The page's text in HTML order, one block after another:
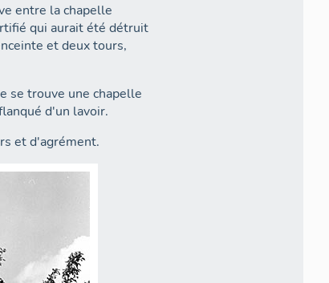
entre la chapelle
qui aurait été détruit
et deux tours,
se trouve une chapelle
d'un lavoir.
et d'agrément.